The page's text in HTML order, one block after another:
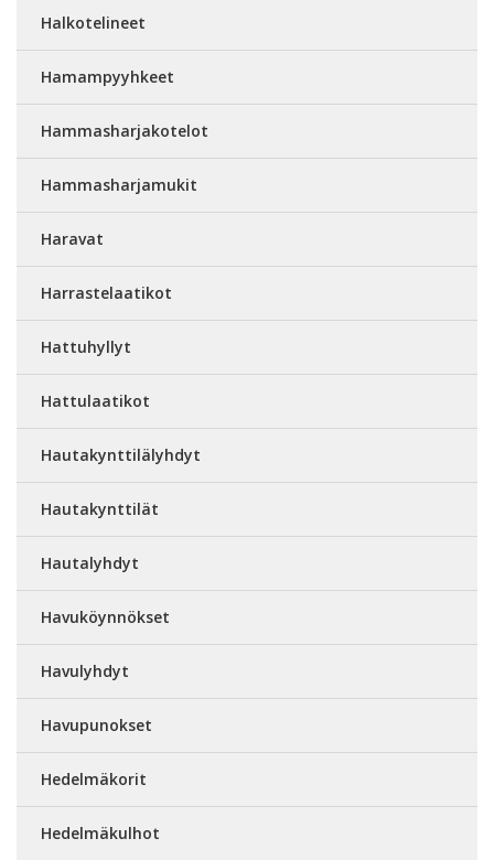
Halkotelineet
Hamampyyhkeet
Hammasharjakotelot
Hammasharjamukit
Haravat
Harrastelaatikot
Hattuhyllyt
Hattulaatikot
Hautakynttilälyhdyt
Hautakynttilät
Hautalyhdyt
Havuköynnökset
Havulyhdyt
Havupunokset
Hedelmäkorit
Hedelmäkulhot